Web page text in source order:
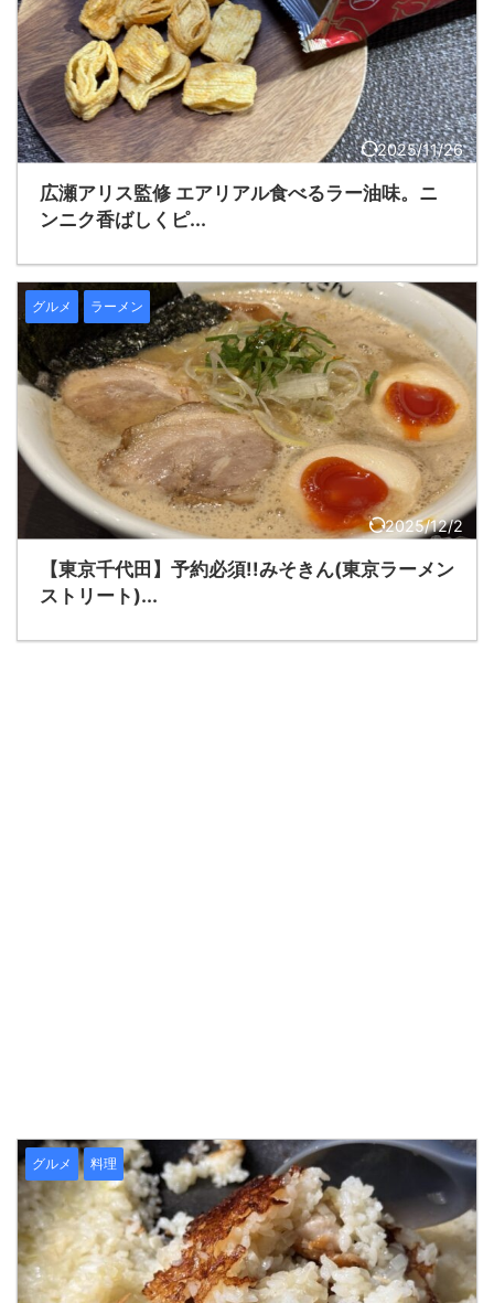
2025/11/26
広瀬アリス監修 エアリアル食べるラー油味。ニ
ンニク香ばしくピ...
2025/12/2
グルメ ラーメン
【東京千代田】予約必須!!みそきん(東京ラーメン
ストリート)...
グルメ 料理